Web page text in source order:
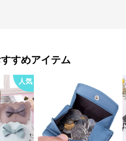
すめアイテム
人気